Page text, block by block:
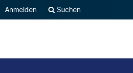
Anmelden Suchen